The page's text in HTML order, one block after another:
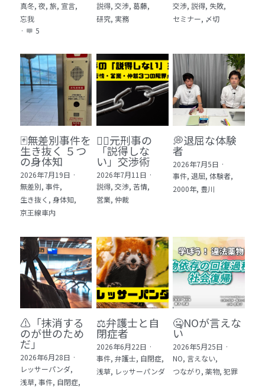
📮ASK（無料読者登録 or 無料お問い合わせ）
📚 100冊の「本は飲み物」index
1 クレーム・犯罪・説得交渉 23冊
2 発達障害・精神疾患・ケア 29冊
3 身体知・非言語・情動 13冊
4 創作・芸術・神秘 30冊
5 教育・マネジメント・学修 20冊
6 セールス・マーケティング・ビジネスモデ
ル 21冊
7 ライフスタイル・防災・科学技術 12冊
8 アジア・歴史・未来予測 11冊
🎬Dramas(おすすめの小説・漫画・ドラマ・
映画)
ログイン/ 登録
検索
日本語
日本語
真冬, 夜, 旅, 宣言,
忘我
·
5
説得, 交渉, 葛藤,
研究, 実務
交渉, 説得, 失敗,
セミナー, 〆切
🃏無差別事件を
生き抜く ５つ
の身体知
2026年7月19日 ·
無差別, 事件,
生き抜く, 身体知,
京王線車内
🙅‍♂️元刑事の
「説得しな
い」交渉術
2026年7月11日 ·
説得, 交渉, 苦情,
営業, 仲裁
💭退屈な体験
者
2026年7月5日 ·
事件, 退屈, 体験者,
2000年, 豊川
⚠️「抹消する
のが世のため
だ」​
2026年6月28日 ·
レッサーパンダ,
浅草, 事件, 自閉症,
⚖️弁護士と自
閉症者
2026年6月22日 ·
事件, 弁護士, 自閉症,
浅草, レッサーパンダ
🤐NOが言えな
い
2026年5月25日 ·
NO, 言えない,
つながり, 薬物, 犯罪